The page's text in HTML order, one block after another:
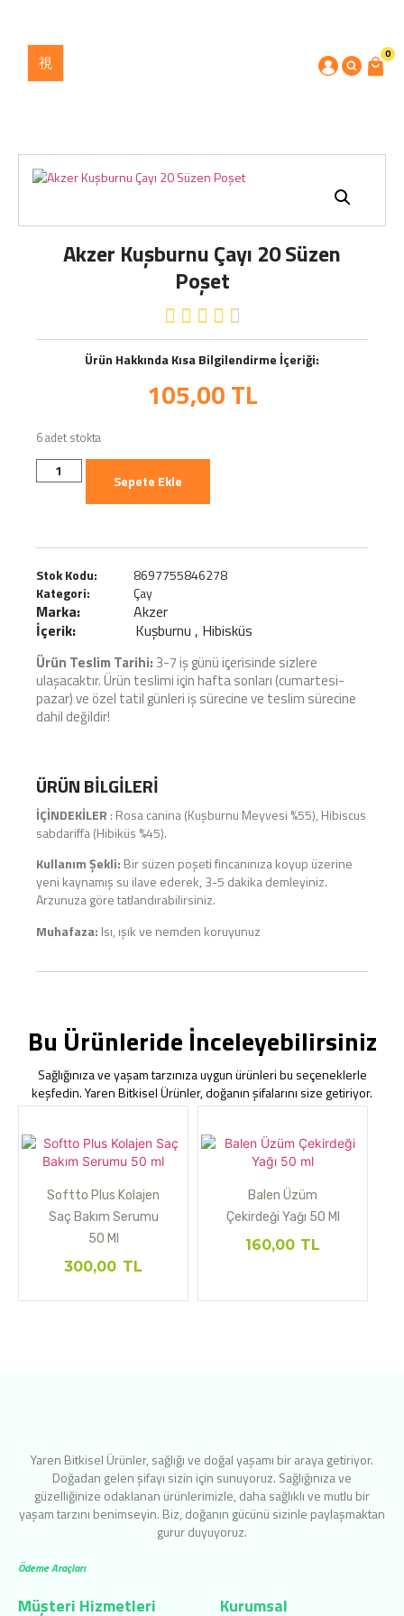
0
Akzer Kuşburnu Çayı 20 Süzen
Poşet
    
Ürün Hakkında Kısa Bilgilendirme İçeriği:
105,00TL
6 adet stokta
Sepete Ekle
Stok Kodu:
8697755846278
Kategori:
Çay
Marka:
Akzer
İçerik:
Kuşburnu , Hibisküs
Ürün Teslim Tarihi:3-7 iş günü içerisinde sizlere
ulaşacaktır. Ürün teslimi için hafta sonları (cumartesi-
pazar) ve özel tatil günleri iş sürecine ve teslim sürecine
dahil değildir!
ÜRÜN BILGILERI
İÇİNDEKİLER : Rosa canina (Kuşburnu Meyvesi %55), Hibiscus
sabdariffa (Hibiküs %45).
Kullanım Şekli: Bir süzen poşeti fincanınıza koyup üzerine
yeni kaynamış su ilave ederek, 3-5 dakika demleyiniz.
Arzunuza göre tatlandırabilirsiniz.
Muhafaza: Isı, ışık ve nemden koruyunuz
Bu Ürünleride İnceleyebilirsiniz
Sağlığınıza ve yaşam tarzınıza uygun ürünleri bu seçeneklerle
keşfedin. Yaren Bitkisel Ürünler, doğanın şifalarını size getiriyor.
Softto Plus Kolajen
Saç Bakım Serumu
50 Ml
300,00 TL
Balen Üzüm
Çekirdeği Yağı 50 Ml
160,00TL
Yaren Bitkisel Ürünler, sağlığı ve doğal yaşamı bir araya getiriyor.
Doğadan gelen şifayı sizin için sunuyoruz. Sağlığınıza ve
güzelliğinize odaklanan ürünlerimizle, daha sağlıklı ve mutlu bir
yaşam tarzını benimseyin. Biz, doğanın gücünü sizinle paylaşmaktan
gurur duyuyoruz.
Ödeme Araçları
Müşteri Hizmetleri Kurumsal